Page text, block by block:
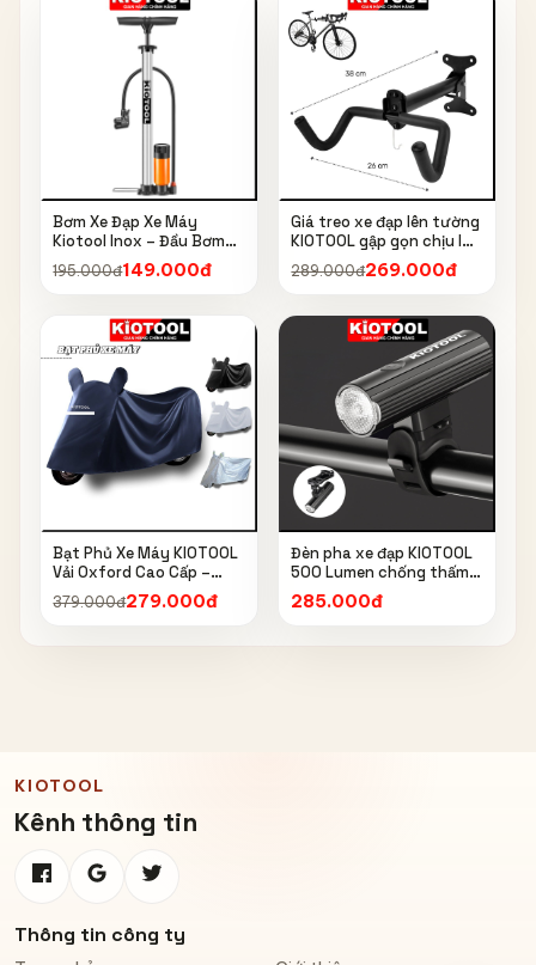
Bơm Xe Đạp Xe Máy
Kiotool Inox – Đầu Bơm
Thông Minh, Kèm Bơm
Bóng, Đồng Hồ 160 PSI
195.000đ149.000đ
Giá treo xe đạp lên tường
KIOTOOL gập gọn chịu lực
cao kèm móc treo mũ bảo
hiểm
289.000đ269.000đ
Bạt Phủ Xe Máy KIOTOOL
Vải Oxford Cao Cấp –
Chống Nắng, Chống Mưa,
Chống Bụi, Chống Tia UV,
379.000đ279.000đ
Đèn pha xe đạp KIOTOOL
500 Lumen chống thấm
nước IPX6 6603
285.000đ
KIOTOOL
Kênh thông tin
Thông tin công ty